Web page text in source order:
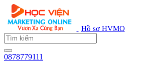
Hồ sơ HVMO
0878779111